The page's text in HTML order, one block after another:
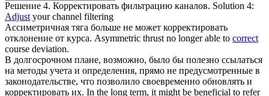
Решение 4. Корректировать фильтрацию каналов. Solution 4:
Adjustyour channel filtering
Ассиметричная тяга больше не может корректировать
отклонение от курса. Asymmetric thrust no longer able to correct
course deviation.
В долгосрочном плане, возможно, было бы полезно ссылаться
на методы учета и определения, прямо не предусмотренные в
законодательстве, что позволило своевременно обновлять и
корректировать их. In the long term, it might be beneficial to refer